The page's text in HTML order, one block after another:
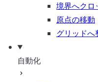
境界へクロ
原点の移動
グリッドへ
自動化